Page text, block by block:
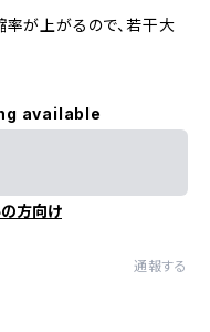
が上がるので、若干大
available
方向け
通報する